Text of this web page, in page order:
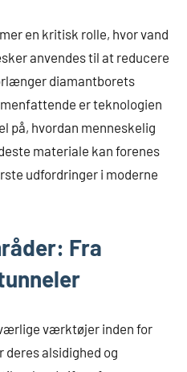
en kritisk rolle, hvor vand
anvendes til at reducere
diamantborets
er teknologien
på, hvordan menneskelig
materiale kan forenes
udfordringer i moderne
Fra
værktøjer inden for
alsidighed og